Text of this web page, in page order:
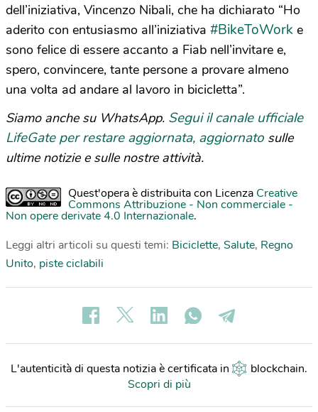
dell’iniziativa, Vincenzo Nibali, che ha dichiarato “Ho
aderito con entusiasmo all’iniziativa #BikeToWork e
sono felice di essere accanto a Fiab nell’invitare e,
spero, convincere, tante persone a provare almeno
una volta ad andare al lavoro in bicicletta”.
Siamo anche su WhatsApp. Segui il canale ufficiale
LifeGate per restare aggiornata, aggiornato sulle
ultime notizie e sulle nostre attività.
Quest'opera è distribuita con Licenza Creative
Commons Attribuzione - Non commerciale -
Non opere derivate 4.0 Internazionale.
Leggi altri articoli su questi temi: Biciclette, Salute, Regno
Unito, piste ciclabili
L'autenticità di questa notizia è certificata in blockchain.
Scopri di più